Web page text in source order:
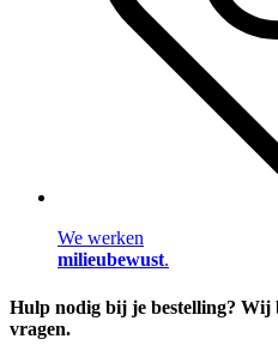
We werken
milieubewust.
Hulp nodig bij je bestelling? Wij
vragen.